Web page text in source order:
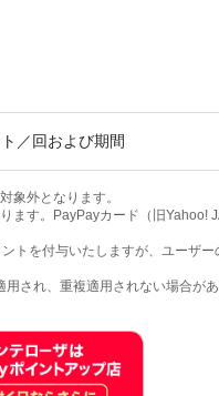
／回および期間
象外となります。
ます。PayPayカード（旧Yahoo!
トを付与いたしますが、ユーザー
され、重複適用されない場合が